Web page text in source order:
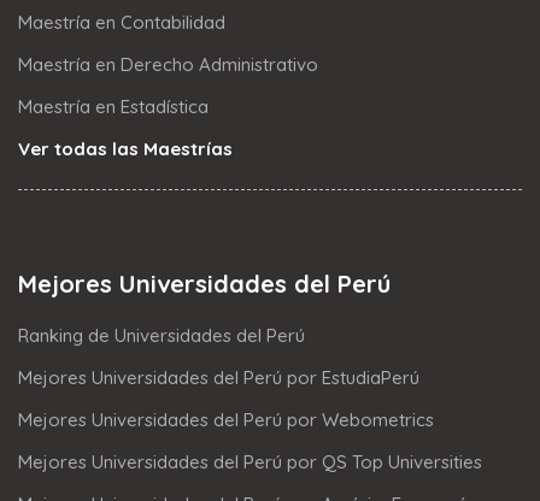
Maestría en Contabilidad
Maestría en Derecho Administrativo
Maestría en Estadística
Ver todas las Maestrías
Mejores Universidades del Perú
Ranking de Universidades del Perú
Mejores Universidades del Perú por EstudiaPerú
Mejores Universidades del Perú por Webometrics
Mejores Universidades del Perú por QS Top Universities